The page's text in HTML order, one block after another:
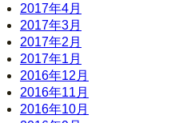
2017年4月
2017年3月
2017年2月
2017年1月
2016年12月
2016年11月
2016年10月